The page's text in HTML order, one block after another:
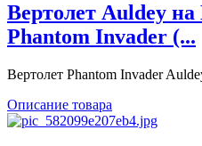
Вертолет Auldey
Phantom Invader (...
Вертолет Phantom Invader
Описание товара